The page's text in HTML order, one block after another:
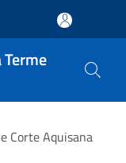
Terme
Corte Aquisana